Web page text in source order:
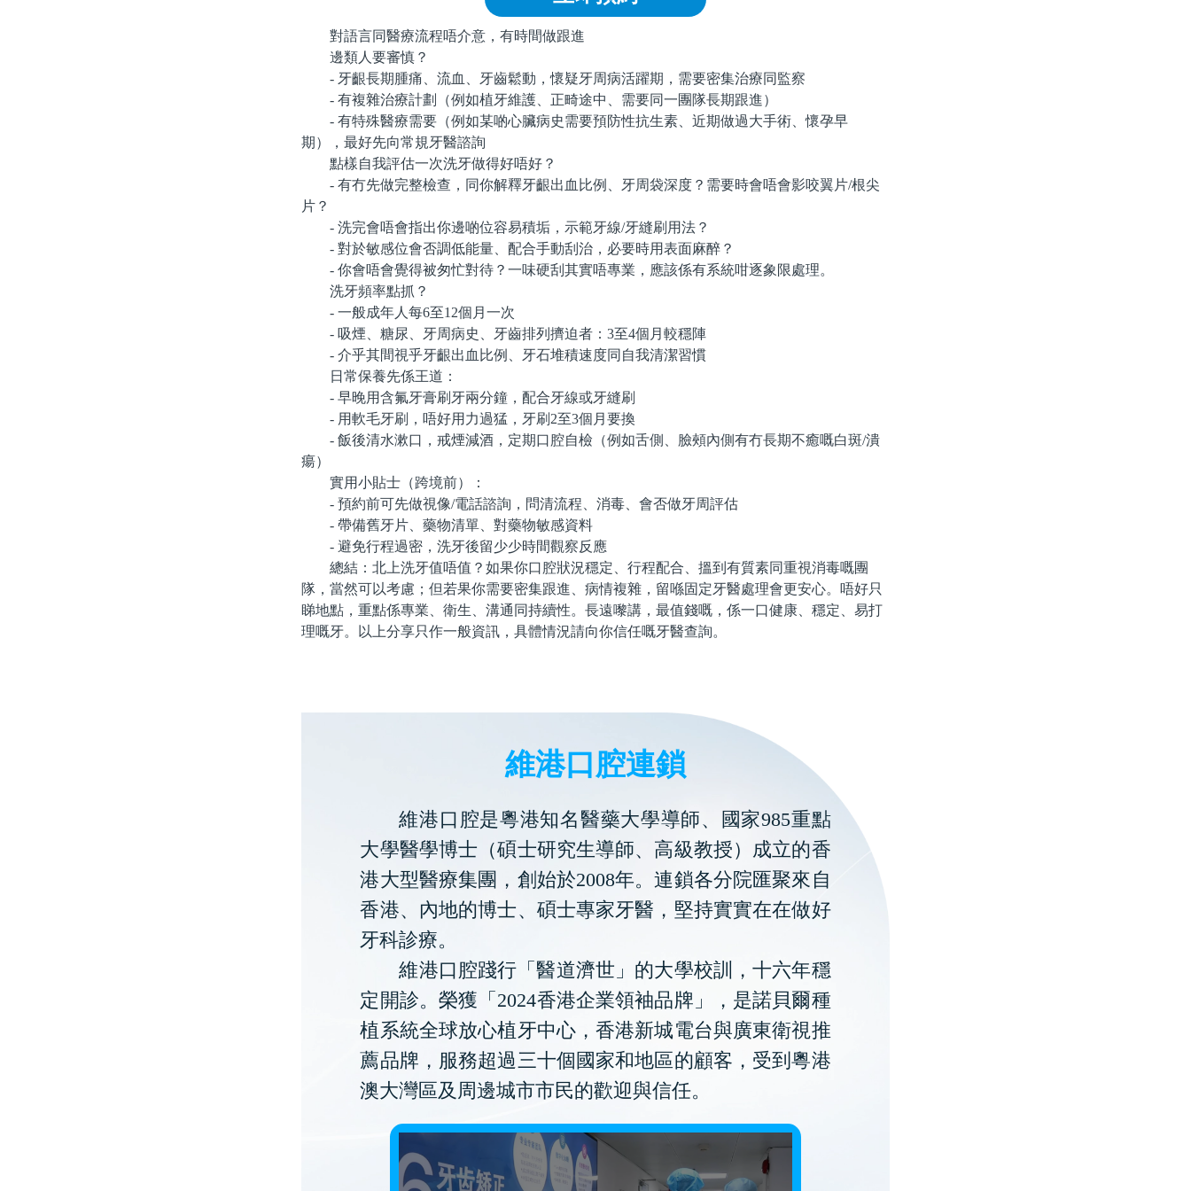
對語言同醫療流程唔介意，有時間做跟進
邊類人要審慎？
- 牙齦長期腫痛、流血、牙齒鬆動，懷疑牙周病活躍期，需要密集治療同監察
- 有複雜治療計劃（例如植牙維護、正畸途中、需要同一團隊長期跟進）
- 有特殊醫療需要（例如某啲心臟病史需要預防性抗生素、近期做過大手術、懷孕早
期），最好先向常規牙醫諮詢
點樣自我評估一次洗牙做得好唔好？
- 有冇先做完整檢查，同你解釋牙齦出血比例、牙周袋深度？需要時會唔會影咬翼片/根尖
片？
- 洗完會唔會指出你邊啲位容易積垢，示範牙線/牙縫刷用法？
- 對於敏感位會否調低能量、配合手動刮治，必要時用表面麻醉？
- 你會唔會覺得被匆忙對待？一味硬刮其實唔專業，應該係有系統咁逐象限處理。
洗牙頻率點抓？
- 一般成年人每6至12個月一次
- 吸煙、糖尿、牙周病史、牙齒排列擠迫者：3至4個月較穩陣
- 介乎其間視乎牙齦出血比例、牙石堆積速度同自我清潔習慣
日常保養先係王道：
- 早晚用含氟牙膏刷牙兩分鐘，配合牙線或牙縫刷
- 用軟毛牙刷，唔好用力過猛，牙刷2至3個月要換
- 飯後清水漱口，戒煙減酒，定期口腔自檢（例如舌側、臉頰內側有冇長期不癒嘅白斑/潰
瘍）
實用小貼士（跨境前）：
- 預約前可先做視像/電話諮詢，問清流程、消毒、會否做牙周評估
- 帶備舊牙片、藥物清單、對藥物敏感資料
- 避免行程過密，洗牙後留少少時間觀察反應
總結：北上洗牙值唔值？如果你口腔狀況穩定、行程配合、搵到有質素同重視消毒嘅團
隊，當然可以考慮；但若果你需要密集跟進、病情複雜，留喺固定牙醫處理會更安心。唔好只
睇地點，重點係專業、衛生、溝通同持續性。長遠嚟講，最值錢嘅，係一口健康、穩定、易打
理嘅牙。以上分享只作一般資訊，具體情況請向你信任嘅牙醫查詢。
維港口腔連鎖
維港口腔是粵港知名醫藥大學導師、國家985重點
大學醫學博士（碩士研究生導師、高級教授）成立的香
港大型醫療集團，創始於2008年。連鎖各分院匯聚來自
香港、內地的博士、碩士專家牙醫，堅持實實在在做好
牙科診療。
維港口腔踐行「醫道濟世」的大學校訓，十六年穩
定開診。榮獲「2024香港企業領袖品牌」，是諾貝爾種
植系統全球放心植牙中心，香港新城電台與廣東衛視推
薦品牌，服務超過三十個國家和地區的顧客，受到粵港
澳大灣區及周邊城市市民的歡迎與信任。